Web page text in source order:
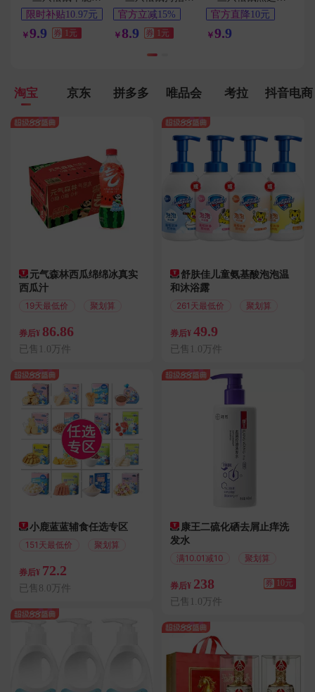
用户157****7582在7分钟前下单成功
用户138****6525在9分钟前下单成功
用户135****3554在2分钟前下单成功
限时补贴10.97元
淘金币频道抵扣
1.19元
￥9.9 券 1元
官方立减15%
1元
￥ 8.9 券 1元
官方直降10元
淘金币频道抵扣
￥9.9
淘宝 京东 拼多多 唯品会 考拉 抖音电商
元气森林西瓜绵绵冰真实
西瓜汁
19天最低价 聚划算
券后¥ 86.86
已售1.0万件
小鹿蓝蓝辅食任选专区
151天最低价 聚划算
券后¥ 72.2
已售8.0万件
舒肤佳儿童氨基酸泡泡温
和沐浴露
261天最低价 聚划算
券后¥ 49.9
已售1.0万件
康王二硫化硒去屑止痒洗
发水
满10.01减10 聚划算
券后¥ 238 券 10元
已售1.0万件